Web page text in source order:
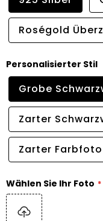
Roségold
Personalisierter Stil
Grobe
Zarter
Zarter
Wählen Sie Ihr Foto